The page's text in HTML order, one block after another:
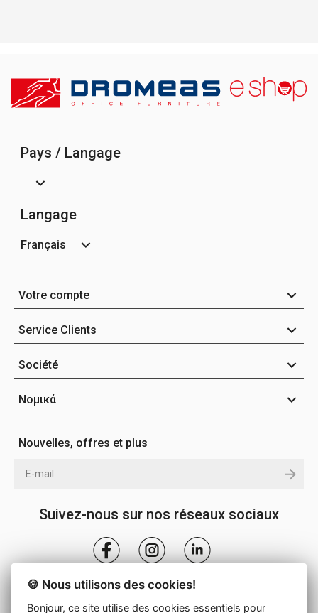
Pays / Langage
Langage
Français
Votre compte
Service Clients
Société
Νομικά
Nouvelles, offres et plus
Suivez-nous sur nos réseaux sociaux
🍪 Nous utilisons des cookies!
Bonjour, ce site utilise des cookies essentiels pour